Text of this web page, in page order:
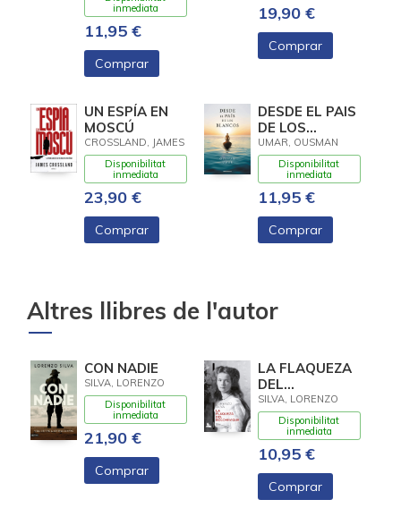
inmediata
11,95 €
Comprar
19,90 €
Comprar
UN ESPÍA EN
MOSCÚ
CROSSLAND, JAMES
Disponibilitat
inmediata
23,90 €
Comprar
DESDE EL PAIS
DE LOS
BLANCOS (TB)
UMAR, OUSMAN
Disponibilitat
inmediata
11,95 €
Comprar
Altres llibres de l'autor
CON NADIE
SILVA, LORENZO
Disponibilitat
inmediata
21,90 €
Comprar
LA FLAQUEZA
DEL
BOLCHEVIQUE
SILVA, LORENZO
Disponibilitat
inmediata
10,95 €
Comprar